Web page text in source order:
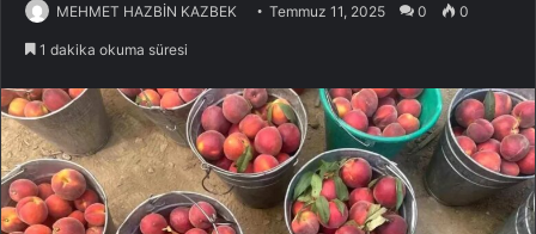
MEHMET HAZBİN KAZBEK Temmuz 11, 2025 0 0
1 dakika okuma süresi